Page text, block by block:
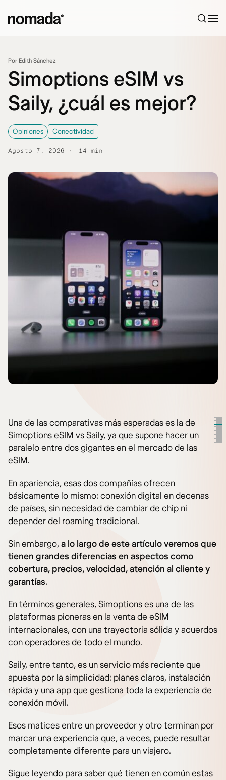
Por Edith Sánchez
Simoptions eSIM vs
Saily, ¿cuál es mejor?
Opiniones Conectividad
Agosto 7, 2026 14 min
Una de las comparativas más esperadas es la de
Simoptions eSIM vs Saily, ya que supone hacer un
paralelo entre dos gigantes en el mercado de las
eSIM.
En apariencia, esas dos compañías ofrecen
básicamente lo mismo: conexión digital en decenas
de países, sin necesidad de cambiar de chip ni
depender del roaming tradicional.
Sin embargo,a lo largo de este artículo veremos que
tienen grandes diferencias en aspectos como
cobertura, precios, velocidad, atención al cliente y
garantías.
En términos generales, Simoptions es una de las
plataformas pioneras en la venta de eSIM
internacionales, con una trayectoria sólida y acuerdos
con operadores de todo el mundo.
Saily, entre tanto, es un servicio más reciente que
apuesta por la simplicidad: planes claros, instalación
rápida y una app que gestiona toda la experiencia de
conexión móvil.
Esos matices entre un proveedor y otro terminan por
marcar una experiencia que, a veces, puede resultar
completamente diferente para un viajero.
Sigue leyendo para saber qué tienen en común estas